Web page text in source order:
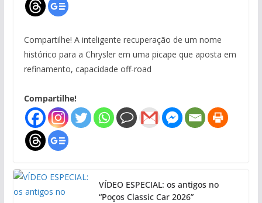
Compartilhe! A inteligente recuperação de um nome
histórico para a Chrysler em uma picape que aposta em
refinamento, capacidade off-road
Compartilhe!
VÍDEO ESPECIAL: os antigos no
“Poços Classic Car 2026”